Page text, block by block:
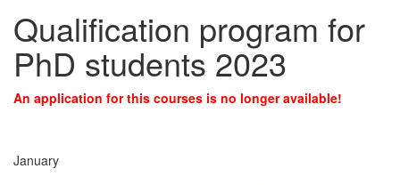
Qualification program for
PhD students 2023
An application for this courses is no longer available!
January